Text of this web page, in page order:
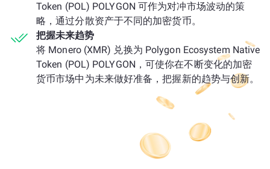
Token (POL) POLYGON 可作为对冲市场波动的策
略，通过分散资产于不同的加密货币。
把握未来趋势
将 Monero (XMR) 兑换为 Polygon Ecosystem Native
Token (POL) POLYGON，可使你在不断变化的加密
货币市场中为未来做好准备，把握新的趋势与创新。